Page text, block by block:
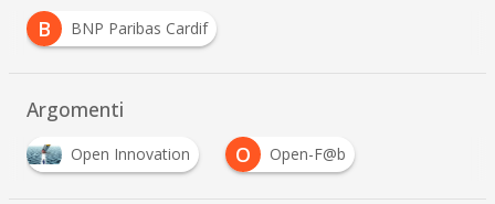
B
BNP Paribas Cardif
Argomenti
Open Innovation O Open-F@b